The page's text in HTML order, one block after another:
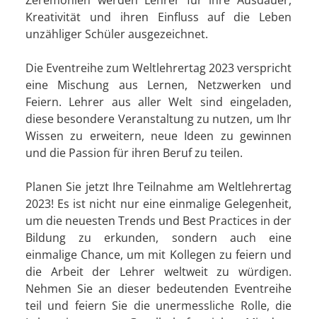
Kreativität und ihren Einfluss auf die Leben
unzähliger Schüler ausgezeichnet.
Die Eventreihe zum Weltlehrertag 2023 verspricht
eine Mischung aus Lernen, Netzwerken und
Feiern. Lehrer aus aller Welt sind eingeladen,
diese besondere Veranstaltung zu nutzen, um Ihr
Wissen zu erweitern, neue Ideen zu gewinnen
und die Passion für ihren Beruf zu teilen.
Planen Sie jetzt Ihre Teilnahme am Weltlehrertag
2023! Es ist nicht nur eine einmalige Gelegenheit,
um die neuesten Trends und Best Practices in der
Bildung zu erkunden, sondern auch eine
einmalige Chance, um mit Kollegen zu feiern und
die Arbeit der Lehrer weltweit zu würdigen.
Nehmen Sie an dieser bedeutenden Eventreihe
teil und feiern Sie die unermessliche Rolle, die